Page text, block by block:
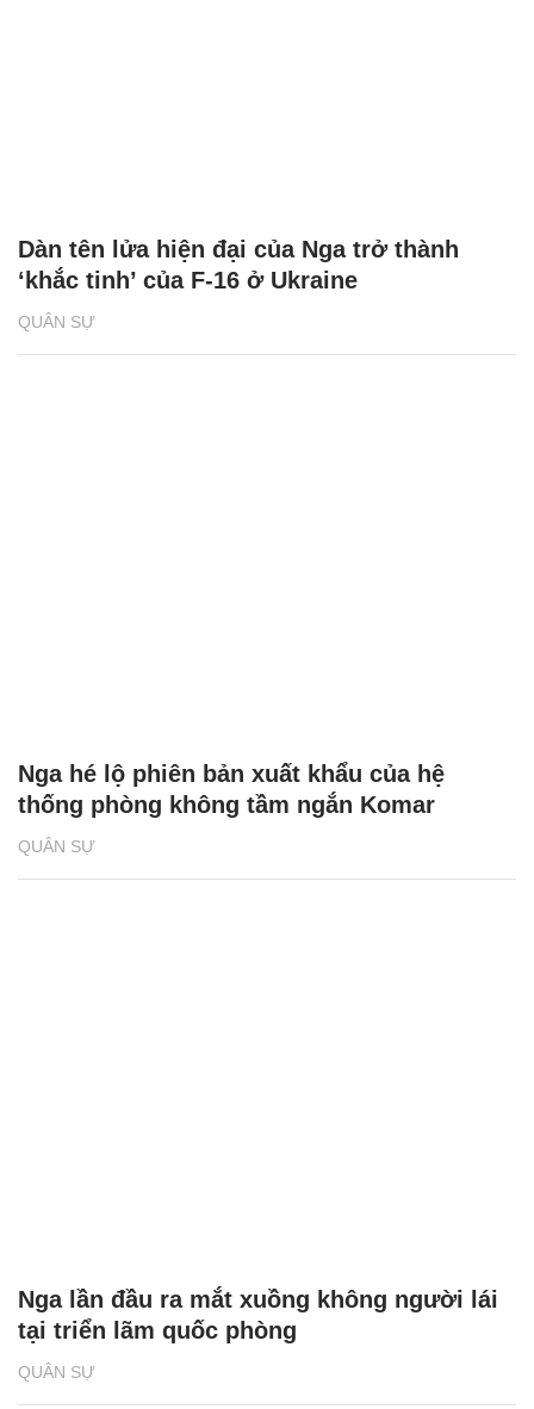
QUÂN SỰ
Dàn tên lửa hiện đại của Nga trở thành
‘khắc tinh’ của F-16 ở Ukraine
QUÂN SỰ
Nga hé lộ phiên bản xuất khẩu của hệ
thống phòng không tầm ngắn Komar
QUÂN SỰ
Nga lần đầu ra mắt xuồng không người lái
tại triển lãm quốc phòng